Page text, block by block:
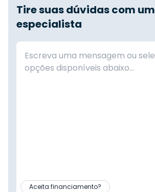
Tire suas dúvidas com um
especialista
Aceita financiamento?